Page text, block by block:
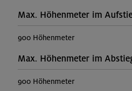
Max. Höhenmeter im
900 Höhenmeter
Max. Höhenmeter im
900 Höhenmeter